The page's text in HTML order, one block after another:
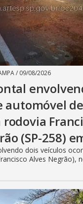
/ 09/08/2026
automóvel
(SP-258)
dois veículos
Alves Negrão),